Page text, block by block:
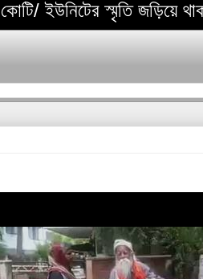
ইউনিটের স্মৃতি জড়িয়ে